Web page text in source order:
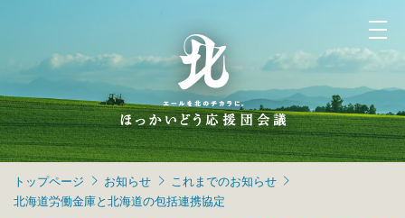
トップページ お知らせ
これまでのお知らせ
北海道労働金庫と北海道の包括連携協定